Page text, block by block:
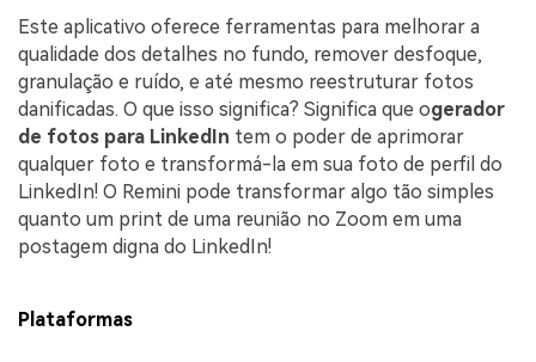
Este aplicativo oferece ferramentas para melhorar a
qualidade dos detalhes no fundo, remover desfoque,
granulação e ruído, e até mesmo reestruturar fotos
danificadas. O que isso significa? Significa que ogerador
de fotos para LinkedIn tem o poder de aprimorar
qualquer foto e transformá-la em sua foto de perfil do
LinkedIn! O Remini pode transformar algo tão simples
quanto um print de uma reunião no Zoom em uma
postagem digna do LinkedIn!
Plataformas